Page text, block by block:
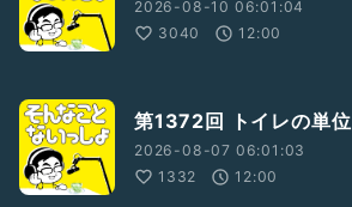
ラジオトーク
・フォロワー 70,000人達成
・2021年思い出に残るライブ賞受賞
・2022年収録トーク総選挙3位
ポッドキャスト
・そんないプロジェクトリーダー
2026-08-10 06:01:04
3040
12:00
第1372回 トイレの単位
2026-08-07 06:01:03
1332
12:00